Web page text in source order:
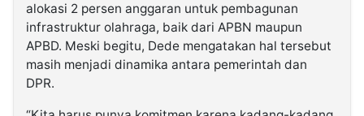
alokasi 2 persen anggaran untuk pembagunan
infrastruktur olahraga, baik dari APBN maupun
APBD. Meski begitu, Dede mengatakan hal tersebut
masih menjadi dinamika antara pemerintah dan
DPR.